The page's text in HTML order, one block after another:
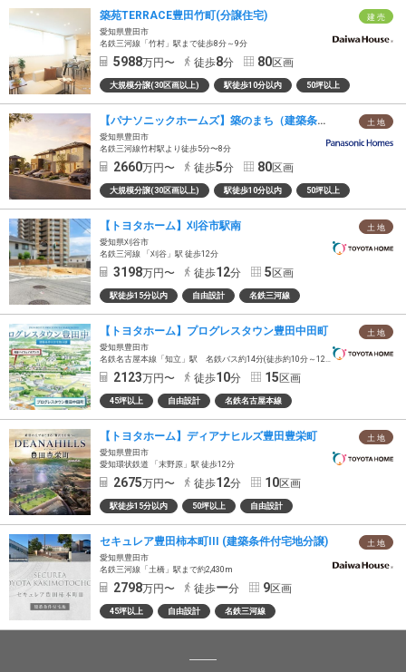
建 売
築苑TERRACE豊田竹町(分譲住宅)
愛知県豊田市
名鉄三河線「竹村」駅まで徒歩8分～9分
5988万円〜 徒歩8分 80区画
大規模分譲(30区画以上) 駅徒歩10分以内 50坪以上
土 地
【パナソニックホームズ】築のまち（建築条件付）
愛知県豊田市
名鉄三河線竹村駅より徒歩5分〜8分
2660万円〜 徒歩5分 80区画
大規模分譲(30区画以上) 駅徒歩10分以内 50坪以上
土 地
【トヨタホーム】刈谷市駅南
愛知県刈谷市
名鉄三河線 「刈谷」駅 徒歩12分
3198万円〜 徒歩12分 5 区画
駅徒歩15分以内 自由設計 名鉄三河線
土 地
【トヨタホーム】プログレスタウン豊田中田町
愛知県豊田市
名鉄名古屋本線「知立」駅 名鉄バス約14分(徒歩約10分～12分の「逢見山」バス停乗車)
2123万円〜 徒歩10分 15 区画
45坪以上 自由設計 名鉄名古屋本線
土 地
【トヨタホーム】ディアナヒルズ豊田豊栄町
愛知県豊田市
愛知環状鉄道 「末野原」駅 徒歩12分
2675万円〜 徒歩12分 10区画
駅徒歩15分以内 50坪以上 自由設計
土 地
セキュレア豊田柿本町III (建築条件付宅地分譲)
愛知県豊田市
名鉄三河線「土橋」駅まで約2,430m
2798万円〜 徒歩ー分 9区画
45坪以上 自由設計 名鉄三河線